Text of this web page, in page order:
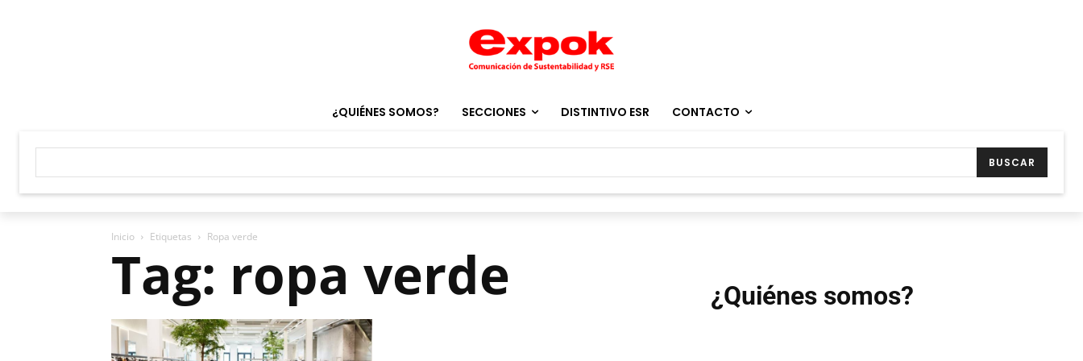
¿QUIÉNES SOMOS? SECCIONES DISTINTIVO ESR CONTACTO
BUSCAR
Inicio Etiquetas Ropa verde
Tag: ropa verde ¿Quiénes somos?